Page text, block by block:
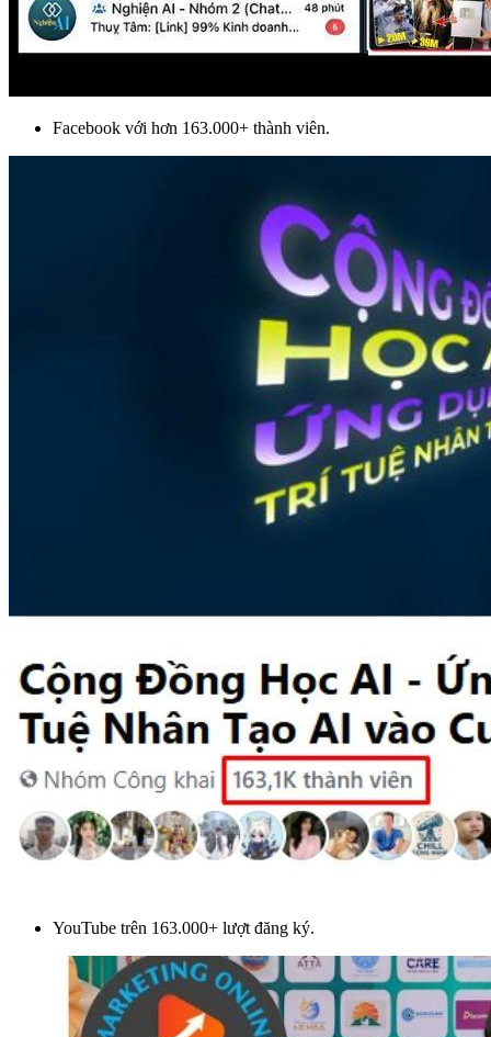
Facebook với hơn 163.000+ thành viên.
YouTube trên 163.000+ lượt đăng ký.